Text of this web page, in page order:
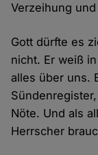
Verzeihung
Gott dürfte es
nicht. Er weiß
alles über uns.
Nöte. Und als
Herrscher